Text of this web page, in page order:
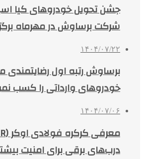
جشن تحویل خودروهای کیا
شرکت برساوش در مهرماه
۱۴۰۴/۰۷/۲۲
برساوش رتبه اول رضایتمندی
خودروهای وارداتی را کسب
۱۴۰۴/۰۷/۰۶
درب‌های برقی برای امنیت